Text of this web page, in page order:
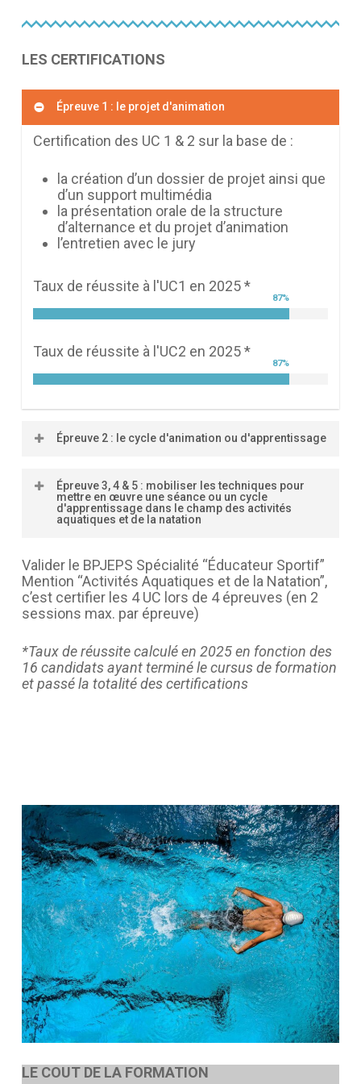
LES CERTIFICATIONS
Épreuve 1 : le projet d'animation
Certification des UC 1 & 2 sur la base de :
la création d’un dossier de projet ainsi que
d’un support multimédia
la présentation orale de la structure
d’alternance et du projet d’animation
l’entretien avec le jury
Taux de réussite à l'UC1 en 2025 *
87%
Taux de réussite à l'UC2 en 2025 *
87%
Épreuve 2 : le cycle d'animation ou d'apprentissage
la production d’un dossier exposant le
cycle d’apprentissage et sa séance
situation professionnelle) de 40 minutes
l’entretien de 30min portant sur la
conception, la conduite, l’évaluation en
mobilisant l’apprentissage de l’aisance
aquatique et AAN.
Taux de réussite à l'UC3 en 2025 *
Épreuve 3, 4 & 5 : mobiliser les techniques pour
mettre en œuvre une séance ou un cycle
d'apprentissage dans le champ des activités
aquatiques et de la natation
Certification de l’UC 4 sur la base de :
la démonstration d’aisance aquatique :
enchaînées (papillon dauphin, dos crawlé,
brasse et crawl), départ plongé en moins de
1min et 50 sec
de 20 minutes maximum portant sur les
activités aquatiques, en forme, santé et
bien-être pour expliciter ses choix
pédagogiques, techniques,
organisationnels et sécuritaires
une épreuve écrite d’1 heure se
composant d’un QCM (portant sur la
surveillances des différents publics,
activités, lieux ; le POSS ; le règlement
intérieur ; hygiène et sécurité ; accueil des
différents publics et des lieux de pratique)
règles d’hygiène et de sécurité ainsi que
Valider le BPJEPS Spécialité “Éducateur Sportif”
Mention “Activités Aquatiques et de la Natation”,
c’est certifier les 4 UC lors de 4 épreuves (en 2
sessions max. par épreuve)
*Taux de réussite calculé en 2025 en fonction des
16 candidats ayant terminé le cursus de formation
et passé la totalité des certifications
LE COUT DE LA FORMATION